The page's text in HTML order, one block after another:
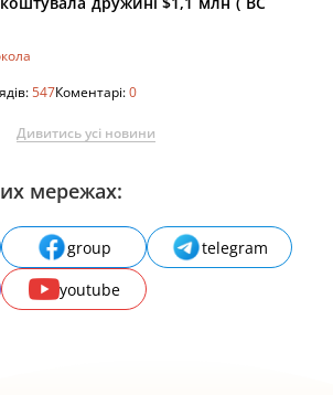
547Коментарі:0
Дивитись усі новини
мережах:
group
telegram
youtube